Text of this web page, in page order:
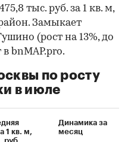
тыс. руб. за 1 кв. м,
Замыкает
(рост на 13%, до
bnMAP.pro.
по росту
в июле
1 кв. м,
Динамика за
месяц